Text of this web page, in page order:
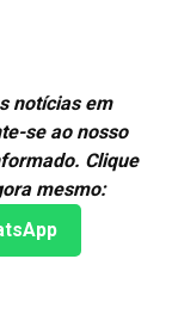
notícias em
se ao nosso
Clique
mesmo: